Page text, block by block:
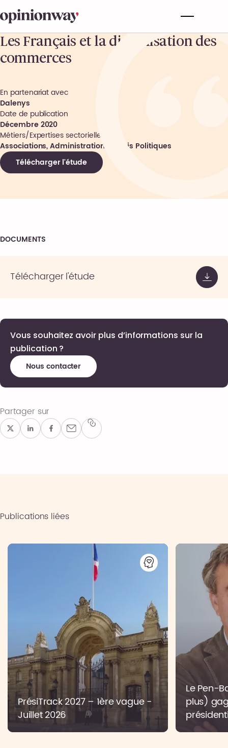
Les Français et la digitalisation des
commerces
En partenariat avec
Dalenys
Date de publication
Décembre 2020
Métiers/Expertises sectorielles
Associations, Administrations, Partis Politiques
Télécharger l'étude
DOCUMENTS
Télécharger l'étude
Vous souhaitez avoir plus d’informations sur la
publication ?
Nous contacter
Partager sur
Publications liées
PrésiTrack 2027 – 1ère vague -
Juillet 2026
Le Pen-
plus)